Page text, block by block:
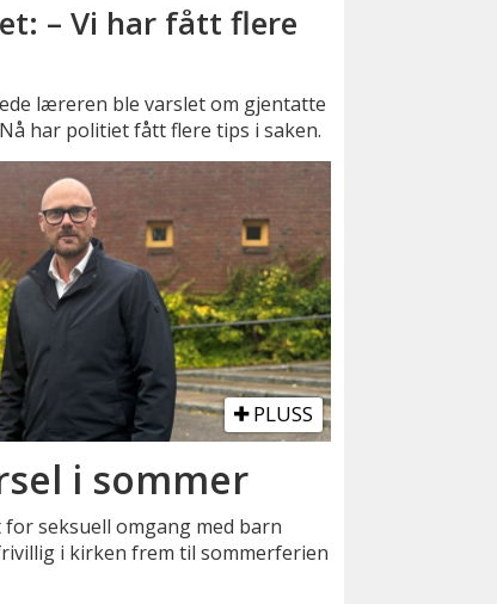
– Vi har fått flere
læreren ble varslet om gjentatte
har politiet fått flere tips i saken.
PLUSS
i sommer
seksuell omgang med barn
i kirken frem til sommerferien